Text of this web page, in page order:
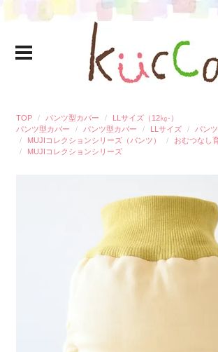
TOP パンツ型カバー
LLサイズ（12㎏-）
パンツ型カバー
パンツ型カバー LLサイズ
パン
MUJIコレクションシリーズ（パンツ）
おむつなし
MUJIコレクションシリーズ